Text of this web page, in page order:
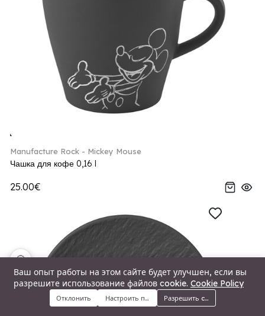
Меню Категории Поиск Корзина
Manufacture Rock - Mickey Mouse
Чашка для кофе 0,16 l
25.00€
Ваш опыт работы на этом сайте будет улучшен, если вы
разрешите использование файлов cookie. Cookie Policy
Отклонить Настроить предпочтенияРазрешить cookie
🍪